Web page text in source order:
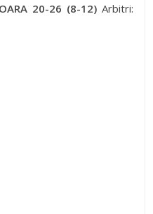
20-26 (8-12)Arbitri: